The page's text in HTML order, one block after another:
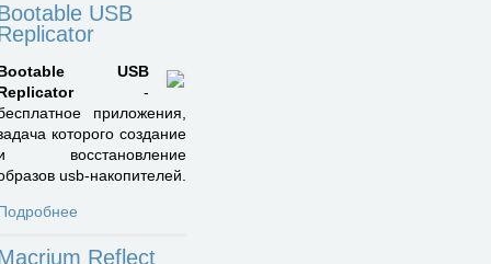
USB
USB
-
приложения,
которого создание
восстановление
usb-накопителей.
Reflect